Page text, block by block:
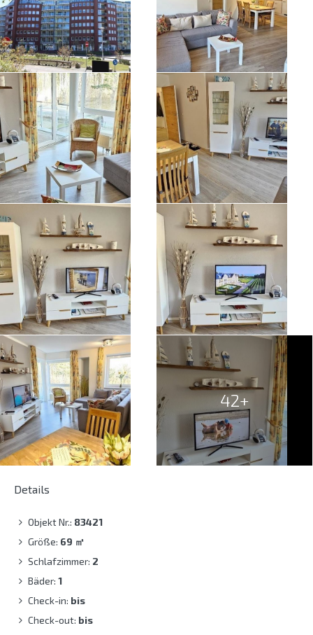
42+
Details
Objekt Nr.: 83421
Größe: 69 ㎡
Schlafzimmer: 2
Bäder: 1
Check-in: bis
Check-out: bis